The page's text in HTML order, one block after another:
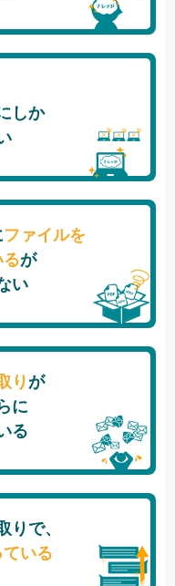
しか
ファイルを
が
い
り が
に
る
りで、
いる